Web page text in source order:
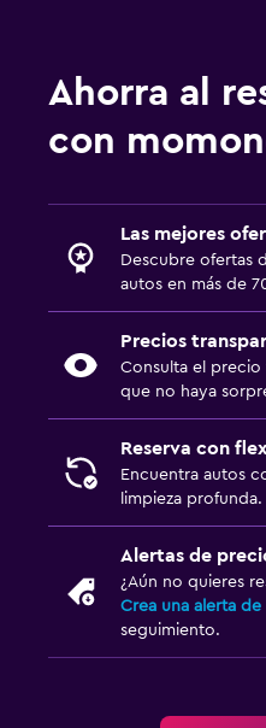
Ahorra al
con
Las mejores
Descubre ofertas
autos en más de
Precios
Consulta el
que no haya
Reserva con
Encuentra autos
limpieza profunda.
Alertas de
¿Aún no quieres
Crea una alerta
seguimiento.